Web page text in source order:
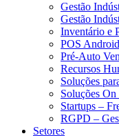
Gestão
Gestão
Inventário e
POS Android
Pré-Auto
Recursos
Soluções
Soluções
Startups –
RGPD –
Setores